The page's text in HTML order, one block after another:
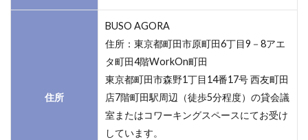
住所
BUSO AGORA
住所：東京都町田市原町田6丁目9－8アエ
タ町田4階WorkOn町田
東京都町田市森野1丁目14番17号 西友町田
店7階町田駅周辺（徒歩5分程度）の貸会議
室またはコワーキングスペースにてお受け
しています。